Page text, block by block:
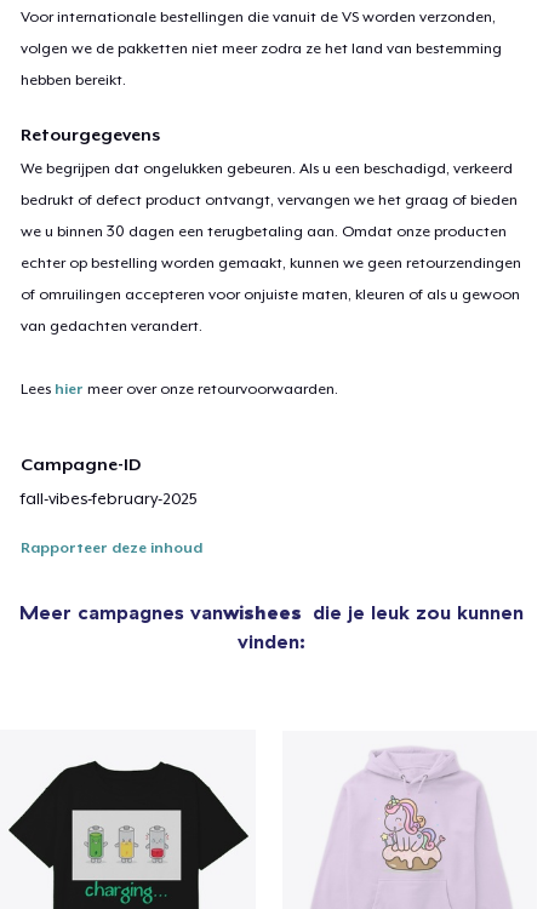
Voor internationale bestellingen die vanuit de VS worden verzonden,
volgen we de pakketten niet meer zodra ze het land van bestemming
hebben bereikt.
Retourgegevens
We begrijpen dat ongelukken gebeuren. Als u een beschadigd, verkeerd
bedrukt of defect product ontvangt, vervangen we het graag of bieden
we u binnen 30 dagen een terugbetaling aan. Omdat onze producten
echter op bestelling worden gemaakt, kunnen we geen retourzendingen
of omruilingen accepteren voor onjuiste maten, kleuren of als u gewoon
van gedachten verandert.
Lees hier meer over onze retourvoorwaarden.
Campagne-ID
fall-vibes-february-2025
Rapporteer deze inhoud
Meer campagnes vanwishees die je leuk zou kunnen
vinden: